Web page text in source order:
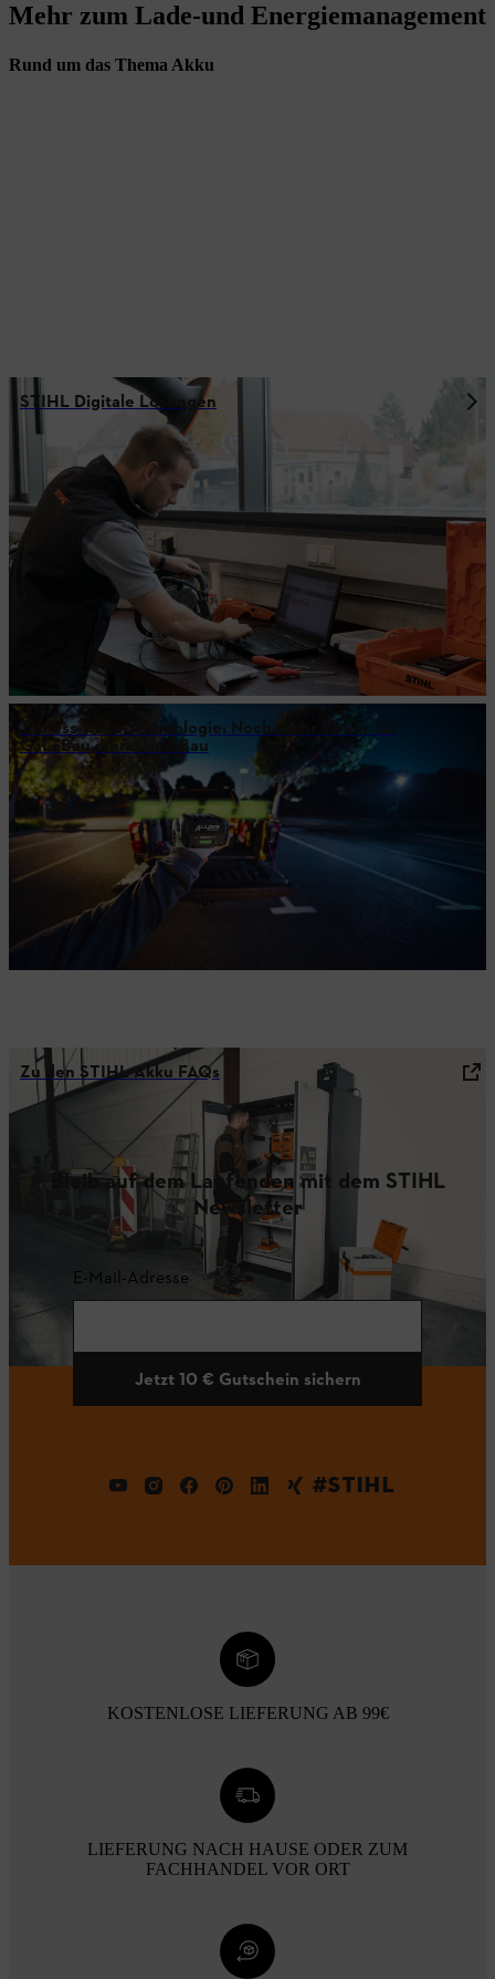
Mehr zum Lade-und Energiemanagement
Rund um das Thema Akku
STIHL Digitale Lösungen
Tabless-Akku-Technologie: Noch mehr Power für
GaLaBau, Forst und Bau
Zu den STIHL Akku FAQs
Bleib auf dem Laufenden mit dem STIHL
Newsletter
E-Mail-Adresse
Jetzt 10 € Gutschein sichern
#STIHL
KOSTENLOSE LIEFERUNG AB 99€
LIEFERUNG NACH HAUSE ODER ZUM
FACHHANDEL VOR ORT